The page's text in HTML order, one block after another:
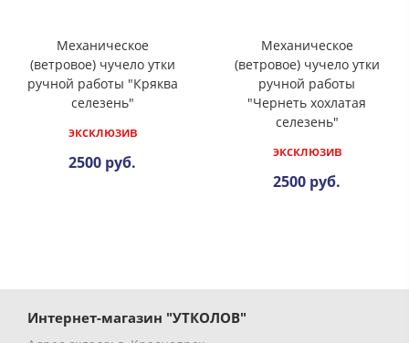
Механическое
(ветровое) чучело утки
ручной работы "Кряква
селезень"
эксклюзив
2500 руб.
Механическое
(ветровое) чучело утки
ручной работы
"Чернеть хохлатая
селезень"
эксклюзив
2500 руб.
Интернет-магазин "УТКОЛОВ"